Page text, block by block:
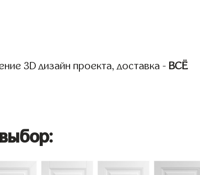
3D дизайн проекта, доставка - ВСЁ